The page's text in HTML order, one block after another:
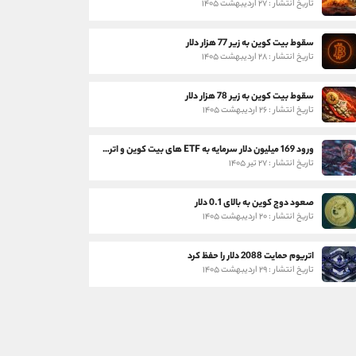
تاریخ انتشار : ۲۷ اردیبهشت ۱۴۰۵
سقوط بیت کوین به زیر 77 هزار دلار
تاریخ انتشار : ۲۸ اردیبهشت ۱۴۰۵
سقوط بیت کوین به زیر 78 هزار دلار
تاریخ انتشار : ۲۶ اردیبهشت ۱۴۰۵
ورود 169 میلیون دلار سرمایه به ETF های بیت کوین و اتریوم
تاریخ انتشار : ۲۷ تیر ۱۴۰۵
صعود دوج کوین به بالای 0.1 دلار
تاریخ انتشار : ۲۰ اردیبهشت ۱۴۰۵
اتریوم حمایت 2088 دلار را حفظ کرد
تاریخ انتشار : ۲۹ اردیبهشت ۱۴۰۵